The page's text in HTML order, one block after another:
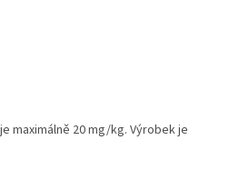
maximálně 20 mg/kg. Výrobek je